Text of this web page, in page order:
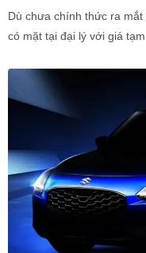
Dù chưa chính thức ra
có mặt tại đại lý với giá